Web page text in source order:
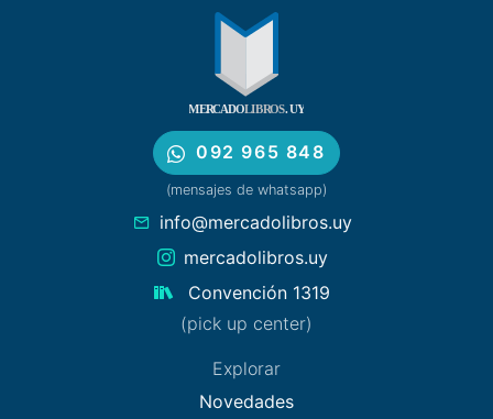
092 965 848
(mensajes de whatsapp)
info@mercadolibros.uy
mercadolibros.uy
Convención 1319
(pick up center)
Explorar
Novedades